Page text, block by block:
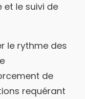
et le suivi de
le rythme des
de
requérant